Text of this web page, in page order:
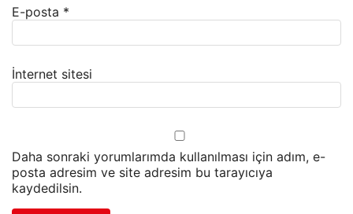
E-posta *
İnternet sitesi
Daha sonraki yorumlarımda kullanılması için adım, e-
posta adresim ve site adresim bu tarayıcıya
kaydedilsin.